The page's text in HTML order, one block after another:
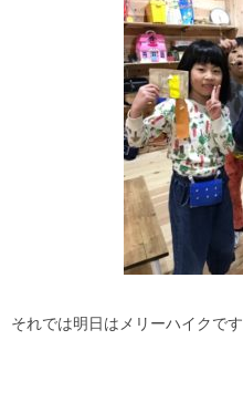
それでは明日はメリーハイクです